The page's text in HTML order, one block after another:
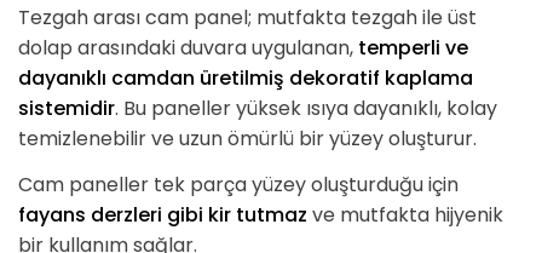
Tezgah arası cam panel; mutfakta tezgah ile üst
dolap arasındaki duvara uygulanan, temperli ve
dayanıklı camdan üretilmiş dekoratif kaplama
sistemidir. Bu paneller yüksek ısıya dayanıklı, kolay
temizlenebilir ve uzun ömürlü bir yüzey oluşturur.
Cam paneller tek parça yüzey oluşturduğu için
fayans derzleri gibi kir tutmaz ve mutfakta hijyenik
bir kullanım sağlar.